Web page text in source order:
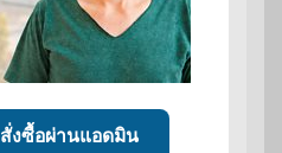
สั่งซื้อผ่านแอดมิน